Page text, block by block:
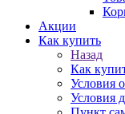
Акции
Как купить
Назад
Как
Условия
Условия